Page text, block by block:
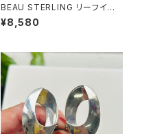
BEAU STERLING リーフイヤリ
ング
¥8,580